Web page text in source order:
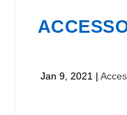
Jan 9, 2021 |